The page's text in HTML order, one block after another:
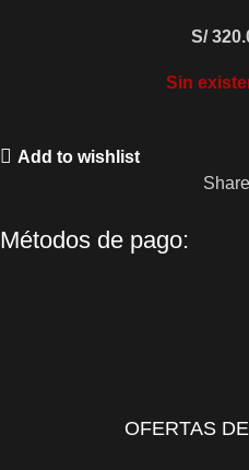
S/
Sin
Add to wishlist
Métodos de pago:
OFERTAS